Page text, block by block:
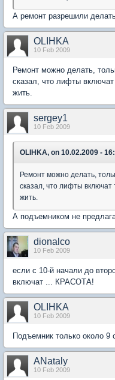
А ремонт разрешили
OLIHKA
10 Feb 2009
Ремонт можно делать,
сказал, что лифты
жить.
sergey1
10 Feb 2009
OLIHKA, on 10.02.2009 -
Ремонт можно делать,
сказал, что лифты включат
жить.
А подъемником не
dionalco
10 Feb 2009
если с 10-й начали до
включат ... КРАСОТА!
OLIHKA
10 Feb 2009
Подъемник только около 9
ANataly
10 Feb 2009